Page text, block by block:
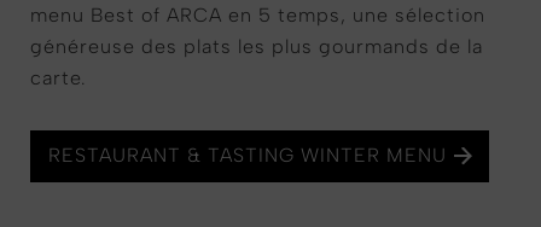
menu Best of ARCA en 5 temps, une sélection
généreuse des plats les plus gourmands de la
carte.
RESTAURANT & TASTING WINTER MENU